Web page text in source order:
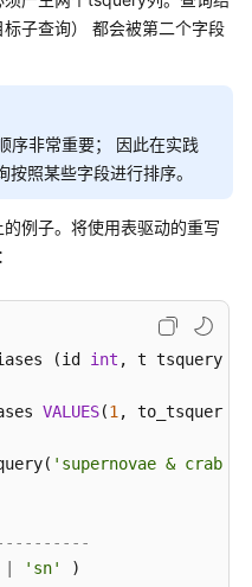
子查询） 都会被第二个字段
序非常重要； 因此在实践
按照某些字段进行排序。
例子。将使用表驱动的重写
(id int , t tsquery,
VALUES(1 , to_tsquery(
'supernovae & crab'
'sn'